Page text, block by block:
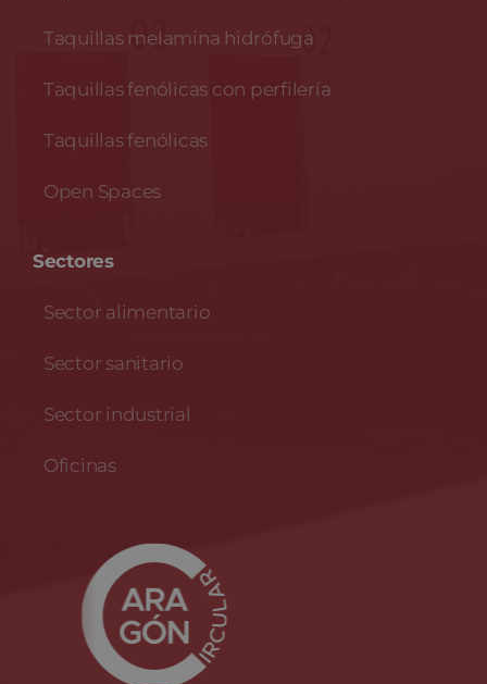
Taquillas melamina hidrófuga
Taquillas fenólicas con perfilería
Taquillas fenólicas
Open Spaces
Sectores
Sector alimentario
Sector sanitario
Sector industrial
Oficinas